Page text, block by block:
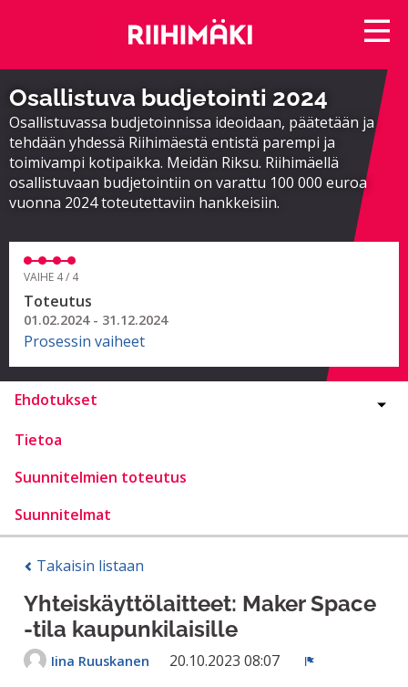
Osallistuva budjetointi 2024
Osallistuvassa budjetoinnissa ideoidaan, päätetään ja
tehdään yhdessä Riihimäestä entistä parempi ja
toimivampi kotipaikka. Meidän Riksu. Riihimäellä
osallistuvaan budjetointiin on varattu 100 000 euroa
vuonna 2024 toteutettaviin hankkeisiin.
VAIHE 4 / 4
Toteutus
01.02.2024 - 31.12.2024
Prosessin vaiheet
Ehdotukset
Tietoa
Suunnitelmien toteutus
Suunnitelmat
Takaisin listaan
Yhteiskäyttölaitteet: Maker Space
-tila kaupunkilaisille
Iina Ruuskanen 20.10.2023 08:07